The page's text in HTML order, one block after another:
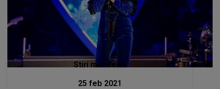
Stiri mondene
25 feb 2021